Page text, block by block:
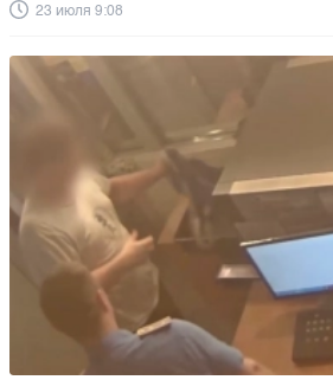
23 июля 9:08